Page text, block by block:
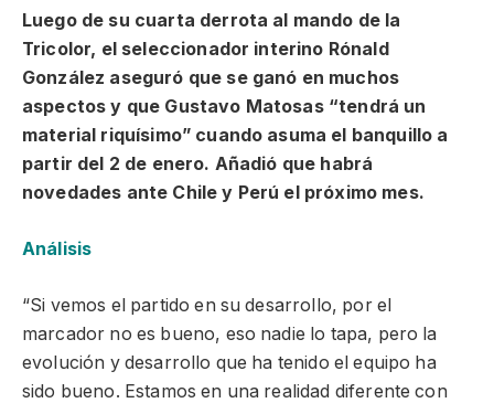
Luego de su cuarta derrota al mando de la
Tricolor, el seleccionador interino Rónald
González aseguró que se ganó en muchos
aspectos y que Gustavo Matosas “tendrá un
material riquísimo” cuando asuma el banquillo a
partir del 2 de enero. Añadió que habrá
novedades ante Chile y Perú el próximo mes.
Análisis
“Si vemos el partido en su desarrollo, por el
marcador no es bueno, eso nadie lo tapa, pero la
evolución y desarrollo que ha tenido el equipo ha
sido bueno. Estamos en una realidad diferente con